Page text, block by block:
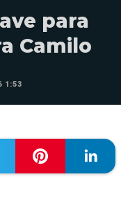
para
Camilo
1:53